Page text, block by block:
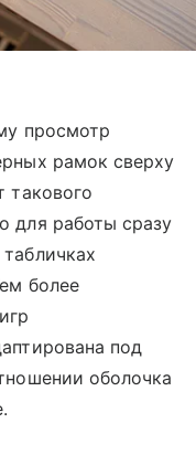
просмотр
рамок сверху
такового
для работы сразу
более
под
оболочка